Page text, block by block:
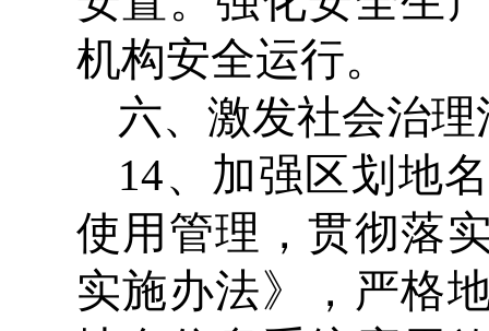
机构安全运行。
六、激发社会治理
14、加强区划地
使用管理，贯彻落
实施办法》，严格